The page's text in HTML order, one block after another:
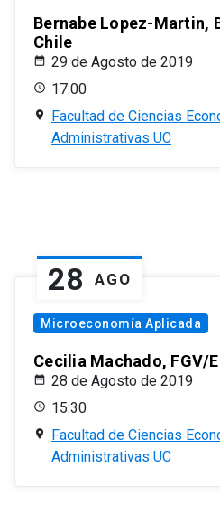
Bernabe Lopez-Martin,
Chile
29 de Agosto de 2019
17:00
Facultad de Ciencias
Administrativas UC
28 AGO
Microeconomía Aplicada
Cecilia Machado, FGV/
28 de Agosto de 2019
15:30
Facultad de Ciencias
Administrativas UC